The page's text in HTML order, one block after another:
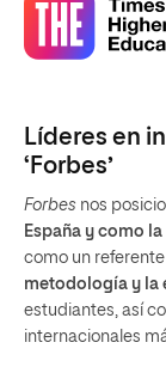
Líderes en
‘Forbes’
Forbes nos
España y como
como un
metodología y la
estudiantes, así
internacionales